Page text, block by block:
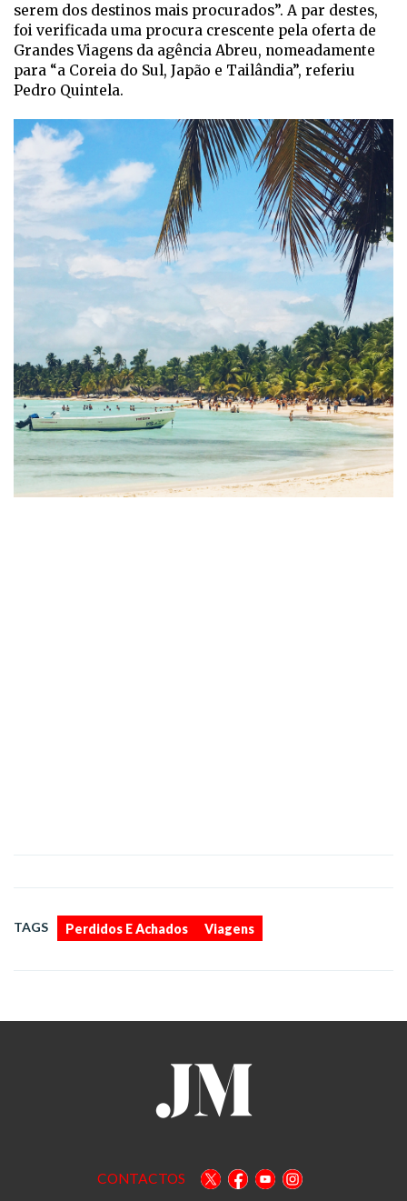
serem dos destinos mais procurados”. A par destes,
foi verificada uma procura crescente pela oferta de
Grandes Viagens da agência Abreu, nomeadamente
para “a Coreia do Sul, Japão e Tailândia”, referiu
Pedro Quintela.
TAGS Perdidos E Achados Viagens
CONTACTOS